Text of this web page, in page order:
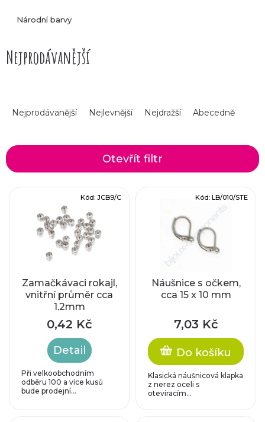
Národní barvy
Nejprodávanější
z
Nejprodávanější Nejlevnější Nejdražší Abecedně
Otevřít filtr
Zamačkávaci rokajl,
vnitřní průměr cca
1,2mm
0,42 Kč
Detail
Při velkoobchodním
odběru 100 a více kusů
bude prodejní...
Kód: JCB9/C
Náušnice s očkem,
cca 15 x 10 mm
7,03 Kč
Do košíku
Klasická náušnicová klapka
z nerez oceli s
otevíracím...
Kód: LB/010/STE